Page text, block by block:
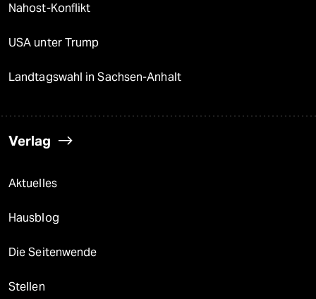
Nahost-Konflikt
USA unter Trump
Landtagswahl in Sachsen-Anhalt
Verlag
Aktuelles
Hausblog
Die Seitenwende
Stellen